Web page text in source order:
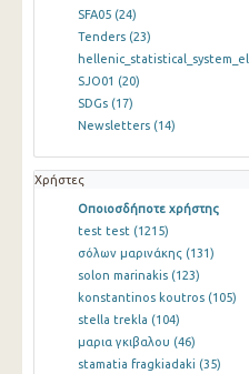
SFA05 (24)
Tenders (23)
hellenic_statistical_system_el
SJO01 (20)
SDGs (17)
Newsletters (14)
Χρήστες
Οποιοσδήποτε χρήστης
test test (1215)
σόλων μαρινάκης (131)
solon marinakis (123)
konstantinos koutros (105)
stella trekla (104)
μαρια γκιβαλου (46)
stamatia fragkiadaki (35)